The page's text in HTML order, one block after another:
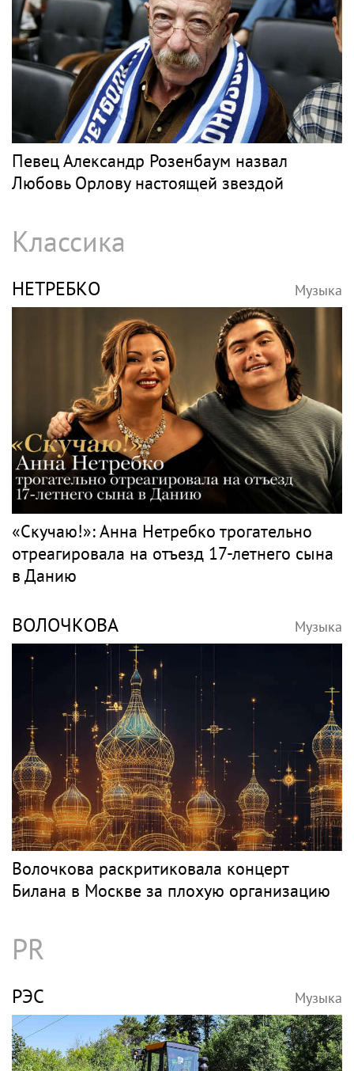
Певец Александр Розенбаум назвал
Любовь Орлову настоящей звездой
Классика
НЕТРЕБКО Музыка
«Скучаю!»: Анна Нетребко трогательно
отреагировала на отъезд 17-летнего сына
в Данию
ВОЛОЧКОВА Музыка
Волочкова раскритиковала концерт
Билана в Москве за плохую организацию
PR
РЭС Музыка